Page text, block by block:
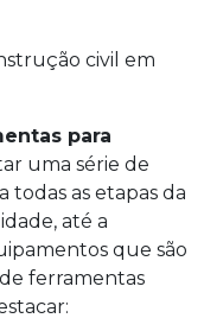
civil em
para
uma série de
todas as etapas da
até a
que são
ferramentas